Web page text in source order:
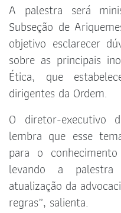
A palestra será
Subseção de
objetivo esclarecer
sobre as principais
Ética, que
dirigentes da Ordem.
O diretor-executivo
lembra que esse
para o
levando a
atualização da
regras”, salienta.